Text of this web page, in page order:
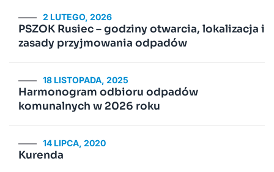
2 LUTEGO, 2026
PSZOK Rusiec – godziny otwarcia, lokalizacja i
zasady przyjmowania odpadów
18 LISTOPADA, 2025
Harmonogram odbioru odpadów
komunalnych w 2026 roku
14 LIPCA, 2020
Kurenda